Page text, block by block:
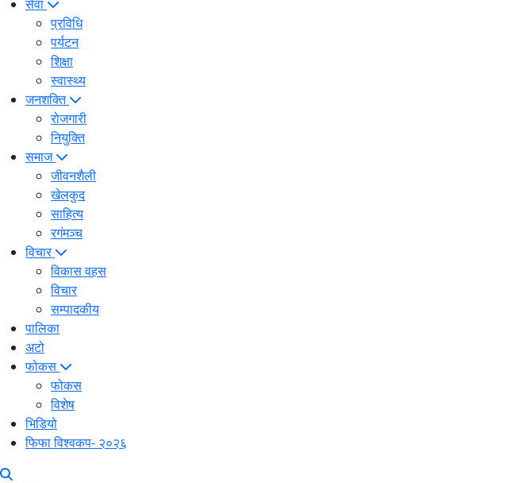
सेवा
प्रविधि
पर्यटन
शिक्षा
स्वास्थ्य
जनशक्ति
रोजगारी
नियुक्ति
समाज
जीवनशैली
खेलकुद
साहित्य
रगंमञ्च
विचार
विकास वहस
विचार
सम्पादकीय
पालिका
अटो
फोकस
फोकस
विशेष
भिडियो
फिफा विश्वकप- २०२६